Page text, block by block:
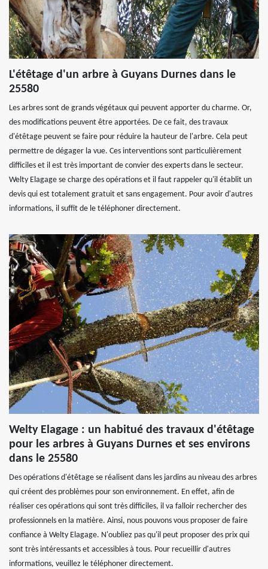
L'étêtage d'un arbre à Guyans Durnes dans le
25580
Les arbres sont de grands végétaux qui peuvent apporter du charme. Or,
des modifications peuvent être apportées. De ce fait, des travaux
d'étêtage peuvent se faire pour réduire la hauteur de l'arbre. Cela peut
permettre de dégager la vue. Ces interventions sont particulièrement
difficiles et il est très important de convier des experts dans le secteur.
Welty Elagage se charge des opérations et il faut rappeler qu'il établit un
devis qui est totalement gratuit et sans engagement. Pour avoir d'autres
informations, il suffit de le téléphoner directement.
Welty Elagage : un habitué des travaux d'étêtage
pour les arbres à Guyans Durnes et ses environs
dans le 25580
Des opérations d'étêtage se réalisent dans les jardins au niveau des arbres
qui créent des problèmes pour son environnement. En effet, afin de
réaliser ces opérations qui sont très difficiles, il va falloir rechercher des
professionnels en la matière. Ainsi, nous pouvons vous proposer de faire
confiance à Welty Elagage. N'oubliez pas qu'il peut proposer des prix qui
sont très intéressants et accessibles à tous. Pour recueillir d'autres
informations, veuillez le téléphoner directement.